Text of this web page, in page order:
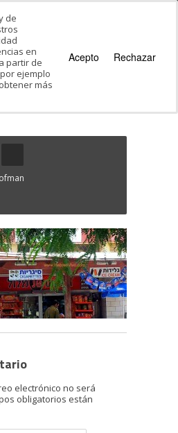
· Cotidiano
electrónico no será
obligatorios están
de
en
partir de
ejemplo
más
Acepto Rechazar